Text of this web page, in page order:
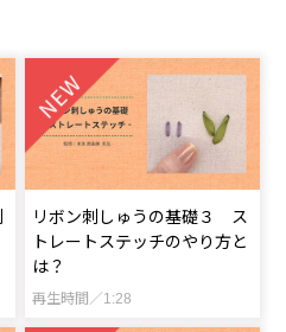
リボン刺しゅうの基礎３ ス
トレートステッチのやり方と
は？
再生時間／1:28